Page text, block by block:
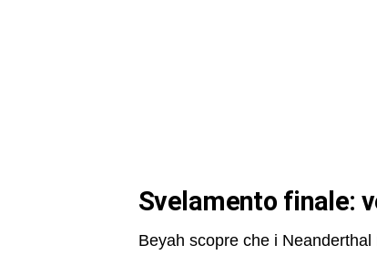
svelamento finale:
Beyah scopre che i